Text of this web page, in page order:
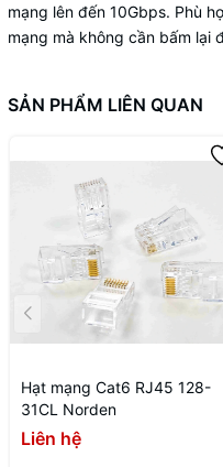
mạng lên đến 10Gbps. Phù
mạng mà không cần bấm lại
SẢN PHẨM LIÊN QUAN
Hạt mạng Cat6 RJ45 128-
31CL Norden
Liên hệ